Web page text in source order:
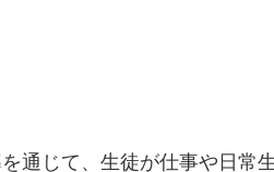
通じて、生徒が仕事や日常